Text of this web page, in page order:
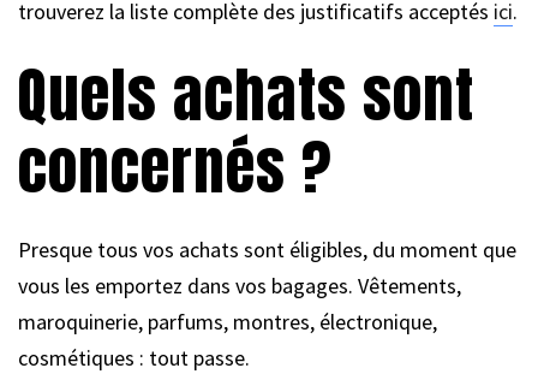
trouverez la liste complète des justificatifs acceptés ici.
Quels achats sont
concernés ?
Presque tous vos achats sont éligibles, du moment que
vous les emportez dans vos bagages. Vêtements,
maroquinerie, parfums, montres, électronique,
cosmétiques : tout passe.